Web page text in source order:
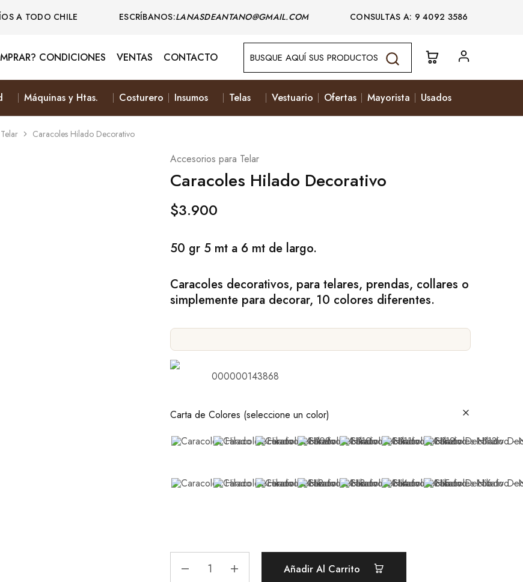
A TODO CHILE ESCRÍBANOS:LANASDEANTANO@GMAIL.COM CONSULTAS A: 9 4092 3586
CONDICIONES VENTAS CONTACTO
Máquinas y Htas. Costurero Insumos Telas Vestuario Ofertas Mayorista Usados
Caracoles Hilado Decorativo
Accesorios para Telar
Caracoles Hilado Decorativo
$3.900
50 gr 5 mt a 6 mt de largo.
Caracoles decorativos, para telares, prendas, collares o
simplemente para decorar, 10 colores diferentes.
000000143868
Carta de Colores (seleccione un color)
Añadir Al Carrito